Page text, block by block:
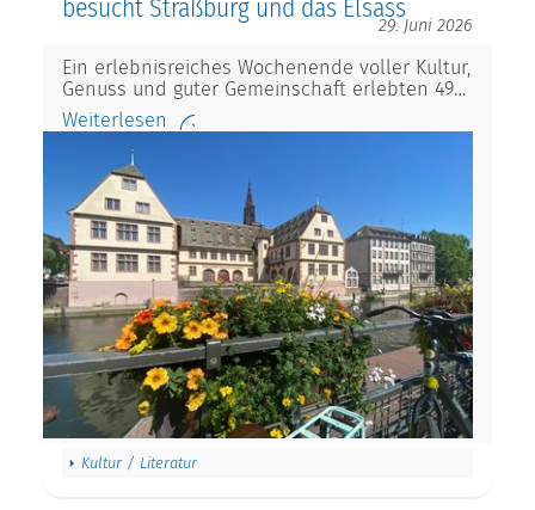
besucht Straßburg und das Elsass
29. Juni 2026
Ein erlebnisreiches Wochenende voller Kultur,
Genuss und guter Gemeinschaft erlebten 49…
Weiterlesen
Kultur / Literatur